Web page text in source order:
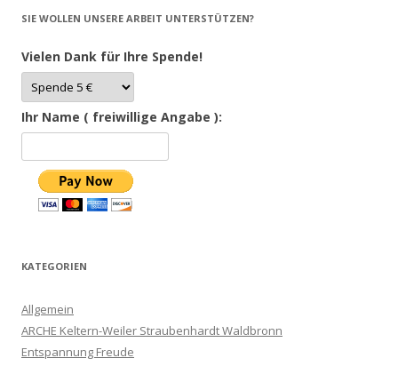
SIE WOLLEN UNSERE ARBEIT UNTERSTÜTZEN?
Vielen Dank für Ihre Spende!
Ihr Name ( freiwillige Angabe ):
KATEGORIEN
Allgemein
ARCHE Keltern-Weiler Straubenhardt Waldbronn
Entspannung Freude